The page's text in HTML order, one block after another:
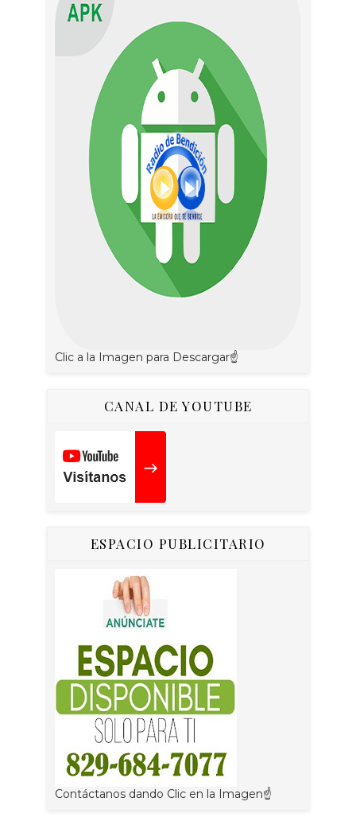
Clic a la Imagen para Descargar☝
CANAL DE YOUTUBE
ESPACIO PUBLICITARIO
Contáctanos dando Clic en la Imagen☝